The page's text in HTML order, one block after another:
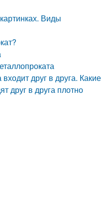
Виды
друг в друга. Какие
друг в друга плотно